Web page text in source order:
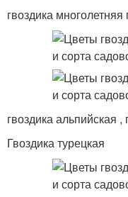
гвоздика
гвоздика альпийская
Гвоздика турецкая